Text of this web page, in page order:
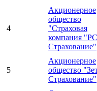
4
Акционерное
общество
"Страховая
компания
Страхование"
5
Акционерное
общество
Страхование"